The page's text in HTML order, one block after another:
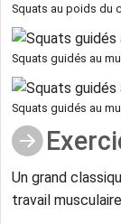
Squats au poids du
Squats guidés au
Squats guidés au
Un grand
travail